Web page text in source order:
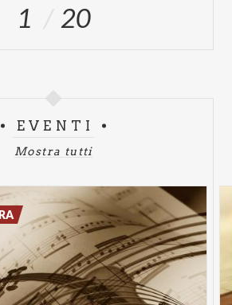
1 20
EVENTI
Mostra tutti